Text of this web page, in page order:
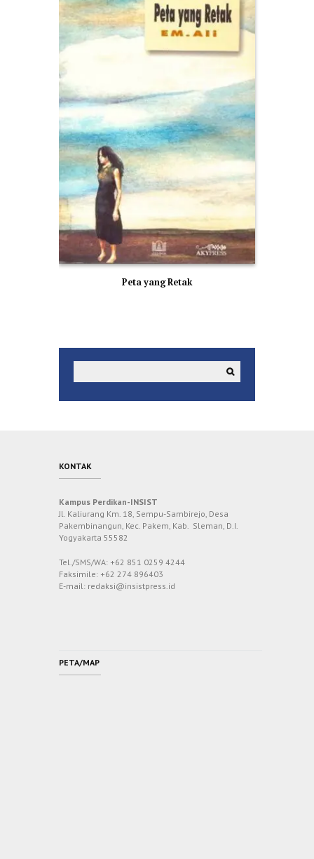
Peta yang Retak
KONTAK
Kampus Perdikan-INSIST
Jl. Kaliurang Km. 18, Sempu-Sambirejo, Desa
Pakembinangun, Kec. Pakem, Kab. Sleman, D.I.
Yogyakarta 55582
Tel./SMS/WA: +62 851 0259 4244
Faksimile: +62 274 896403
E-mail: redaksi@insistpress.id
PETA/MAP